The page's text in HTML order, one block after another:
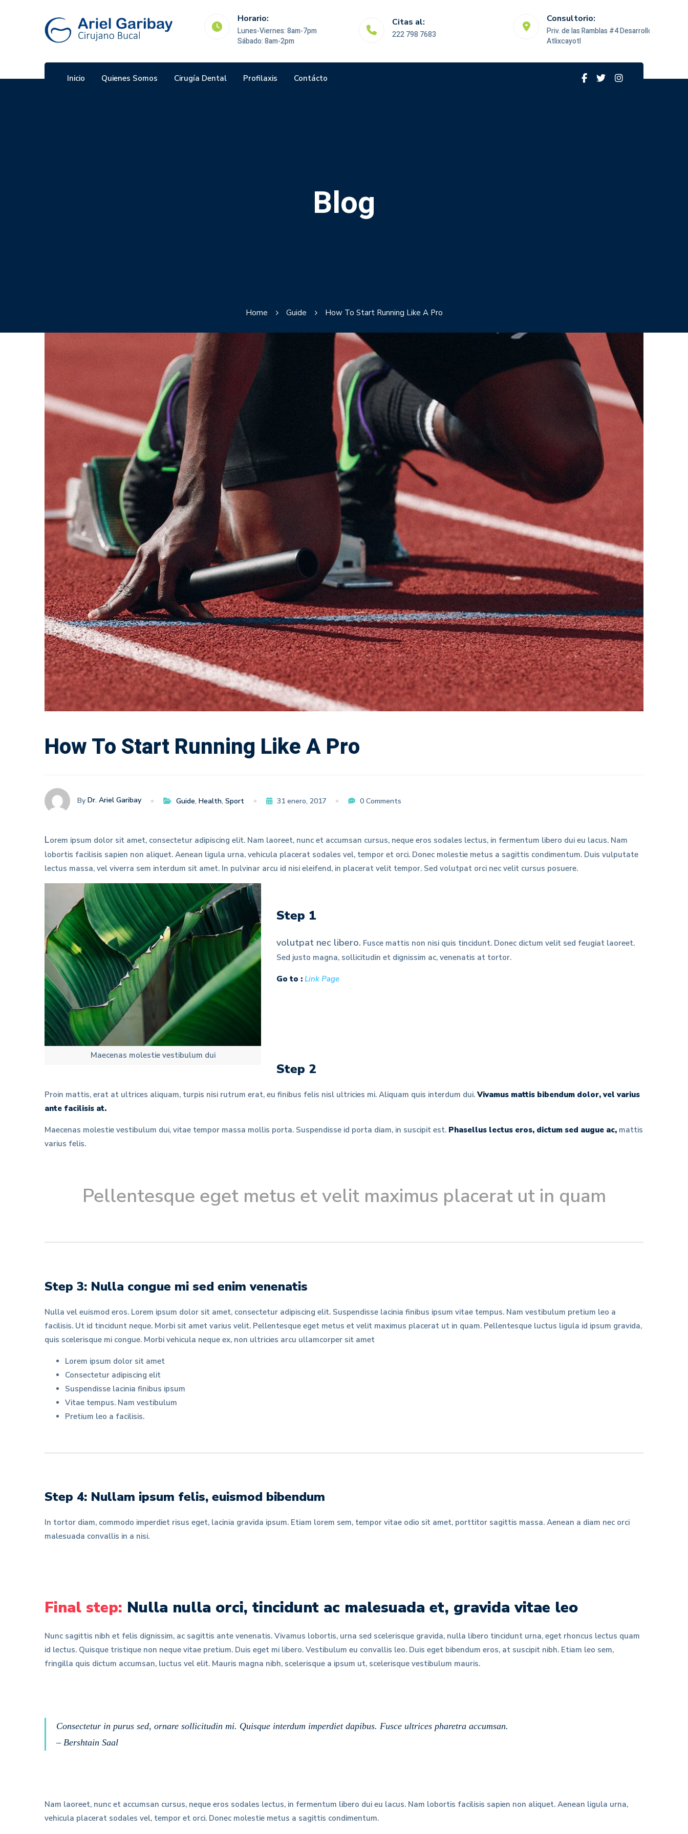
Consultorio:
Priv. de las Ramblas #4 Desarrollo
Atlixcayotl
Horario:
Lunes-Viernes: 8am-7pm
Sábado: 8am-2pm
Citas al:
222 798 7683
Consultorio:
Priv. de las Ramblas #4 Desarrollo
Atlixcayotl
Inicio Quienes Somos Cirugía Dental Profilaxis Contácto
Blog
Home Guide How To Start Running Like A Pro
How
To
Start
Running
Like
A
Pro
How To Start Running Like A Pro
By Dr. Ariel Garibay Guide, Health, Sport 31 enero, 2017 0 Comments
Lorem ipsum dolor sit amet, consectetur adipiscing elit. Nam laoreet, nunc et accumsan cursus, neque eros sodales lectus, in fermentum libero dui eu lacus. Nam
lobortis facilisis sapien non aliquet. Aenean ligula urna, vehicula placerat sodales vel, tempor et orci. Donec molestie metus a sagittis condimentum. Duis vulputate
lectus massa, vel viverra sem interdum sit amet. In pulvinar arcu id nisi eleifend, in placerat velit tempor. Sed volutpat orci nec velit cursus posuere.
Maecenas molestie vestibulum dui
Step 1
volutpat nec libero. Fusce mattis non nisi quis tincidunt. Donec dictum velit sed feugiat laoreet.
Sed justo magna, sollicitudin et dignissim ac, venenatis at tortor.
Go to : Link Page
Step 2
Proin mattis, erat at ultrices aliquam, turpis nisi rutrum erat, eu finibus felis nisl ultricies mi. Aliquam quis interdum dui.Vivamus mattis bibendum dolor, vel varius
ante facilisis at.
Maecenas molestie vestibulum dui, vitae tempor massa mollis porta. Suspendisse id porta diam, in suscipit est. Phasellus lectus eros, dictum sed augue ac, mattis
varius felis.
Pellentesque eget metus et velit maximus placerat ut in quam
Step 3: Nulla congue mi sed enim venenatis
Nulla vel euismod eros. Lorem ipsum dolor sit amet, consectetur adipiscing elit. Suspendisse lacinia finibus ipsum vitae tempus. Nam vestibulum pretium leo a
facilisis. Ut id tincidunt neque. Morbi sit amet varius velit. Pellentesque eget metus et velit maximus placerat ut in quam. Pellentesque luctus ligula id ipsum gravida,
quis scelerisque mi congue. Morbi vehicula neque ex, non ultricies arcu ullamcorper sit amet
Lorem ipsum dolor sit amet
Consectetur adipiscing elit
Suspendisse lacinia finibus ipsum
Vitae tempus. Nam vestibulum
Pretium leo a facilisis.
Step 4: Nullam ipsum felis, euismod bibendum
In tortor diam, commodo imperdiet risus eget, lacinia gravida ipsum. Etiam lorem sem, tempor vitae odio sit amet, porttitor sagittis massa. Aenean a diam nec orci
malesuada convallis in a nisi.
Final step: Nulla nulla orci, tincidunt ac malesuada et, gravida vitae leo
Nunc sagittis nibh et felis dignissim, ac sagittis ante venenatis. Vivamus lobortis, urna sed scelerisque gravida, nulla libero tincidunt urna, eget rhoncus lectus quam
id lectus. Quisque tristique non neque vitae pretium. Duis eget mi libero. Vestibulum eu convallis leo. Duis eget bibendum eros, at suscipit nibh. Etiam leo sem,
fringilla quis dictum accumsan, luctus vel elit. Mauris magna nibh, scelerisque a ipsum ut, scelerisque vestibulum mauris.
Consectetur in purus sed, ornare sollicitudin mi. Quisque interdum imperdiet dapibus. Fusce ultrices pharetra accumsan.
– Bershtain Saal
Nam laoreet, nunc et accumsan cursus, neque eros sodales lectus, in fermentum libero dui eu lacus. Nam lobortis facilisis sapien non aliquet. Aenean ligula urna,
vehicula placerat sodales vel, tempor et orci. Donec molestie metus a sagittis condimentum.